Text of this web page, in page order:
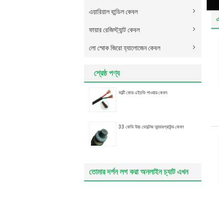
এয়ারিয়াল বান্ডিল কেবল
ফায়ার রেজিস্ট্যান্ট কেবল
লো স্মোক জিরো হ্যালোজেন কেবল
শ্রেষ্ঠ পণ্য
মাল্টি কোর এইচভি পাওয়ার কেবল
33 কেভি উচ্চ ভোল্টেজ আন্ডারগ্রাউন্ড কেবল
তোমার দর্শন লগ করা অনলাইন চ্যাট এখন